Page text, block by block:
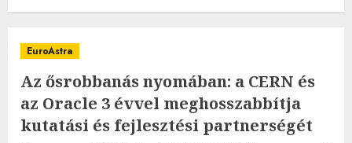
EuroAstra
Az ősrobbanás nyomában: a CERN és
az Oracle 3 évvel meghosszabbítja
kutatási és fejlesztési partnerségét